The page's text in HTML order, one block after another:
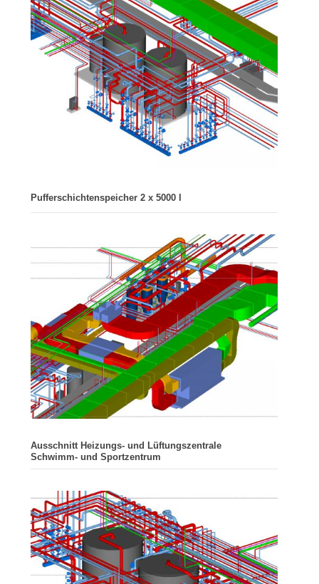
Pufferschichtenspeicher 2 x 5000 l
Ausschnitt Heizungs- und Lüftungszentrale
Schwimm- und Sportzentrum